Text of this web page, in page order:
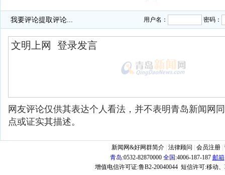
我要评论提取评论... 用户名： 密码：
网友评论仅供其表达个人看法，并不表明青岛新闻网
点或证实其描述。